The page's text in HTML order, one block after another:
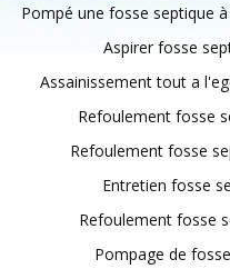
Pompé une fosse septique
Aspirer fosse
Assainissement tout a
Refoulement fosse
Refoulement fosse
Entretien fosse
Refoulement fosse
Pompage de